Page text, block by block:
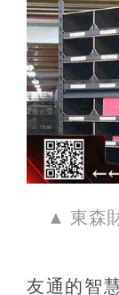
▲ 東森
友通的智